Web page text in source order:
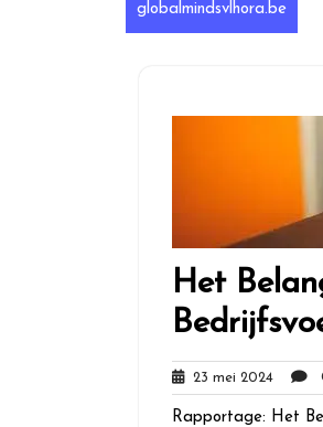
globalmindsvlhora.be
Het
23 mei 202423
mei
2024
Rapportage: Het